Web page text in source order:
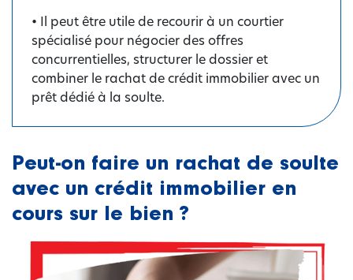
• Il peut être utile de recourir à un courtier
spécialisé pour négocier des offres
concurrentielles, structurer le dossier et
combiner le rachat de crédit immobilier avec un
prêt dédié à la soulte.
Peut-on faire un rachat de soulte
avec un crédit immobilier en
cours sur le bien ?